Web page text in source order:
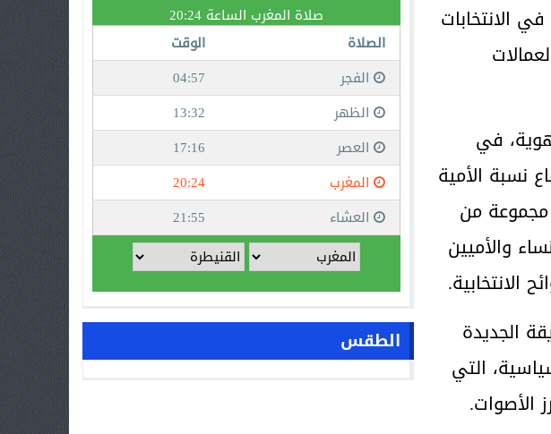
الانتخابات
في
نسبة الأمية
مجموعة من
والأميين
الجديدة
التي
الأصوات.
الطقس